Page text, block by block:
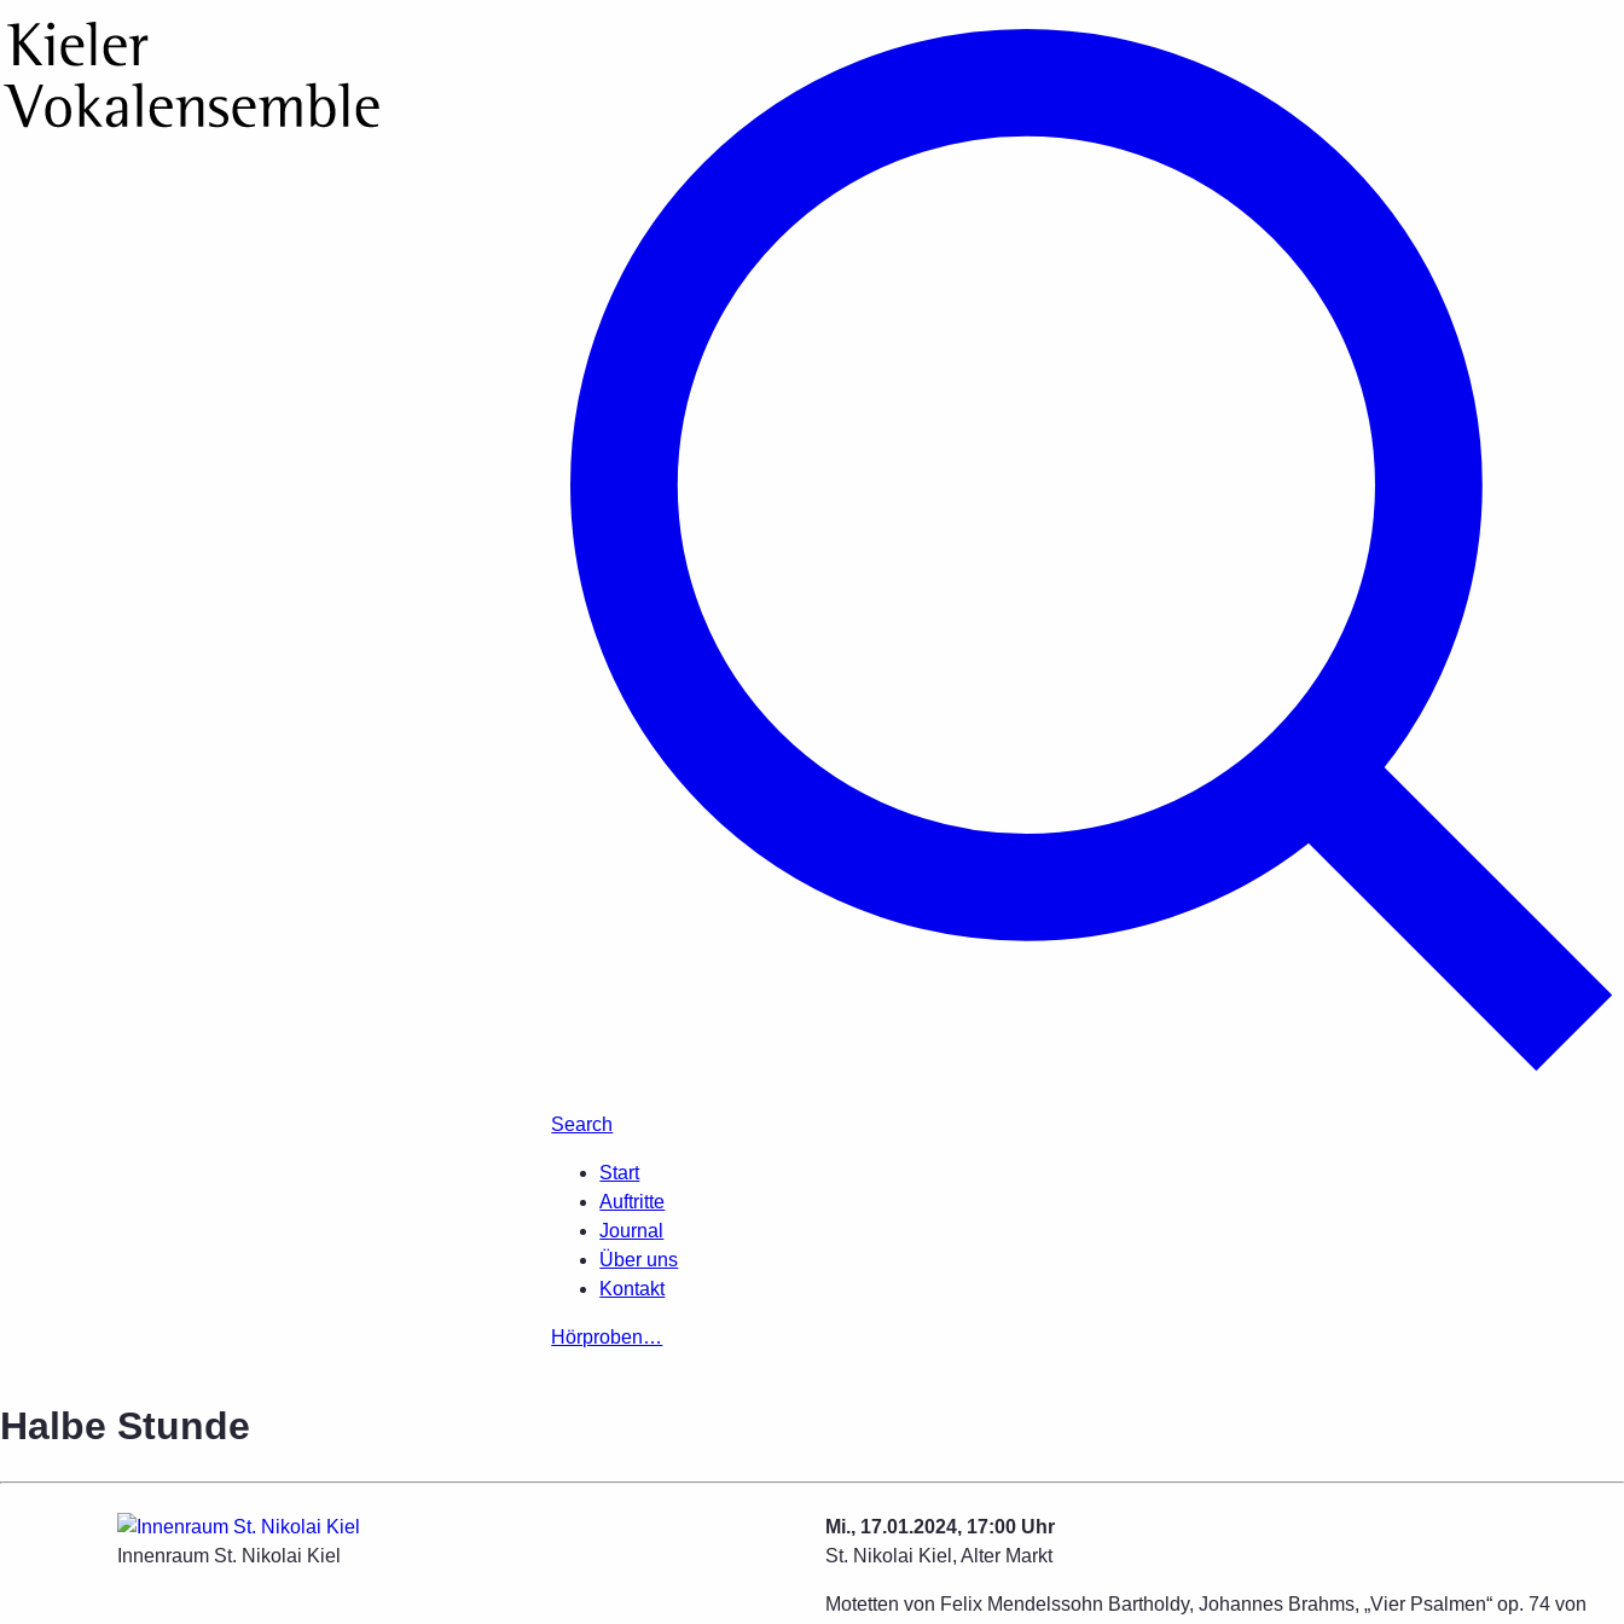
Search
Start
Auftritte
Journal
Über uns
Kontakt
Hörproben…
Halbe Stunde
Innenraum St. Nikolai Kiel
Mi., 17.01.2024, 17:00 Uhr
St. Nikolai Kiel, Alter Markt
Motetten von Felix Mendelssohn Bartholdy, Johannes Brahms, „Vier Psalmen“ op. 74 von